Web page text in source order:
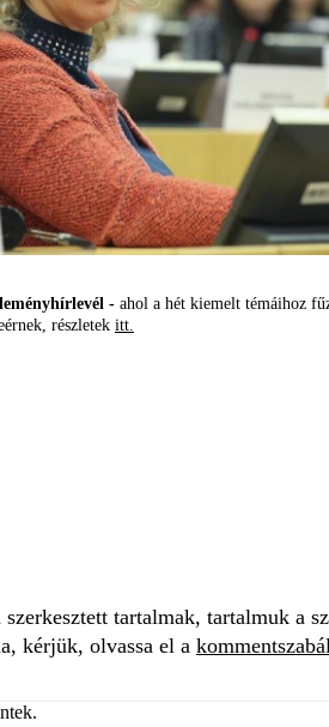
- ahol a hét kiemelt témáihoz
részletek itt.
tartalmak, tartalmuk a
kérjük, olvassa el a